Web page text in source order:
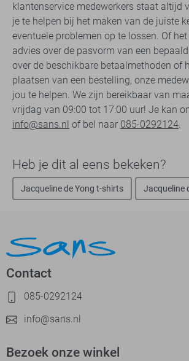
klantenservice medewerkers staat altijd
je te helpen bij het maken van de juiste
eventuele problemen op te lossen. Of
advies over de pasvorm van een
over de beschikbare betaalmethoden of
plaatsen van een bestelling, onze
jou te helpen. We zijn bereikbaar van
vrijdag van 09:00 tot 17:00 uur! Je kan
info@sans.nl of bel naar 085-0292124.
Heb je dit al eens bekeken?
Jacqueline de Yong t-shirts Jacqueline
Contact
085-0292124
info@sans.nl
Bezoek onze winkel